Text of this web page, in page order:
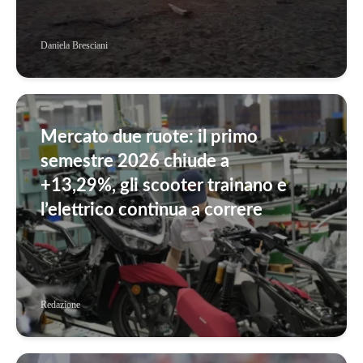
Daniela Bresciani
Mercato due ruote: il primo
semestre 2026 chiude a
+13,29%, gli scooter trainano e
l’elettrico continua a correre
Redazione